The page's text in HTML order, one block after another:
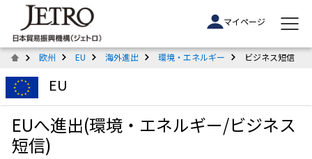
マイページ
欧州 EU 海外進出 環境・エネルギー ビジネス短信
EU
EUへ進出(環境・エネルギー/ビジネス
短信)